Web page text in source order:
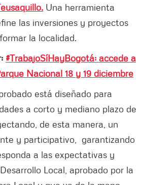
Una herramienta
las inversiones y proyectos
la localidad.
#TrabajoSíHayBogotá: accede a
Nacional 18 y 19 diciembre
está diseñado para
a corto y mediano plazo de
de esta manera, un
y participativo, garantizando
a las expectativas y
Local, aprobado por la